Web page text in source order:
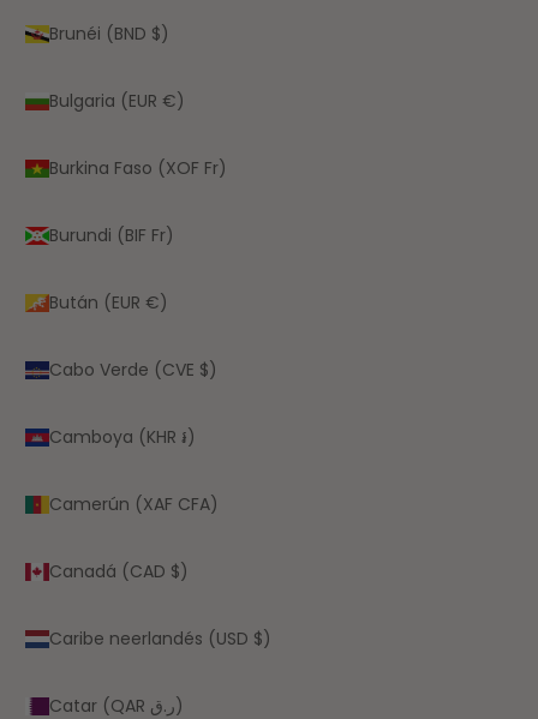
Brunéi (BND $)
Bulgaria (EUR €)
Burkina Faso (XOF Fr)
Burundi (BIF Fr)
Bután (EUR €)
Cabo Verde (CVE $)
Camboya (KHR ៛)
Camerún (XAF CFA)
Canadá (CAD $)
Caribe neerlandés (USD $)
Catar (QAR ر.ق)